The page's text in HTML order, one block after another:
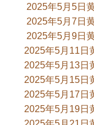
2025年5月5日
2025年5月7日
2025年5月9日
2025年5月11日
2025年5月13日
2025年5月15日
2025年5月17日
2025年5月19日